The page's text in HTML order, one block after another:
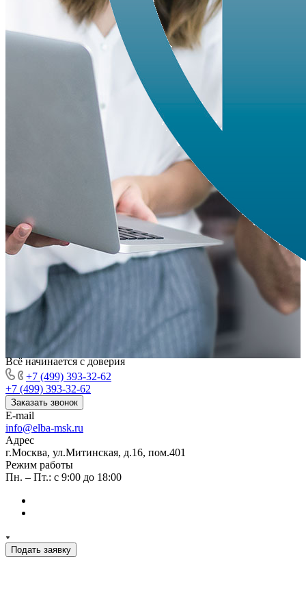
Всё начинается с доверия
+7 (499) 393-32-62
+7 (499) 393-32-62
Заказать звонок
E-mail
info@elba-msk.ru
Адрес
г.Москва, ул.Митинская, д.16, пом.401
Режим работы
Пн. – Пт.: с 9:00 до 18:00
Подать заявку